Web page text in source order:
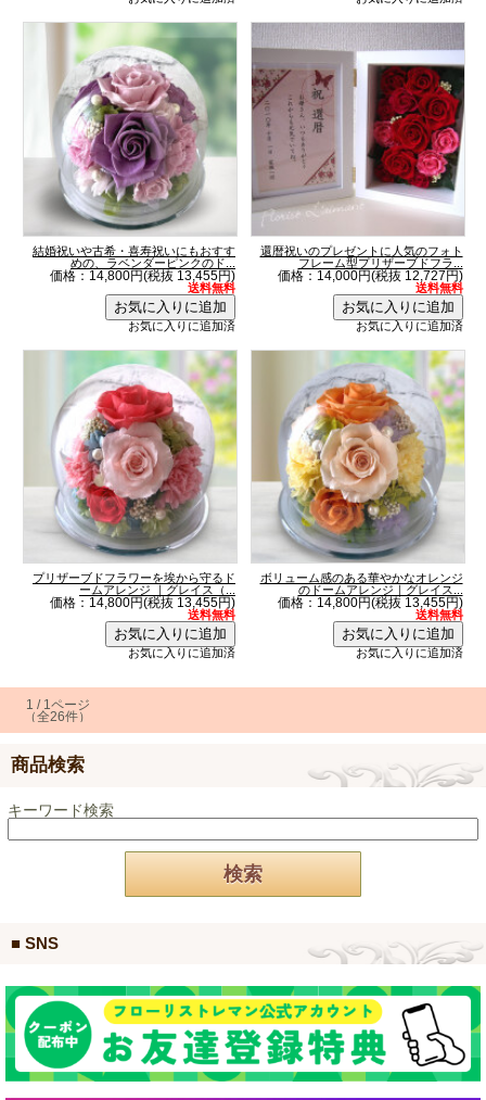
結婚祝いや古希・喜寿祝いにもおすす
めの、ラベンダーピンクのド...
価格：14,800円(税抜 13,455円)
送料無料
お気に入りに追加済
還暦祝いのプレゼントに人気のフォト
フレーム型プリザーブドフラ...
価格：14,000円(税抜 12,727円)
送料無料
お気に入りに追加済
プリザーブドフラワーを埃から守るド
ームアレンジ ｜グレイス（...
価格：14,800円(税抜 13,455円)
送料無料
お気に入りに追加済
ボリューム感のある華やかなオレンジ
のドームアレンジ｜グレイス...
価格：14,800円(税抜 13,455円)
送料無料
お気に入りに追加済
1 / 1ページ
（全26件）
商品検索
キーワード検索
■ SNS